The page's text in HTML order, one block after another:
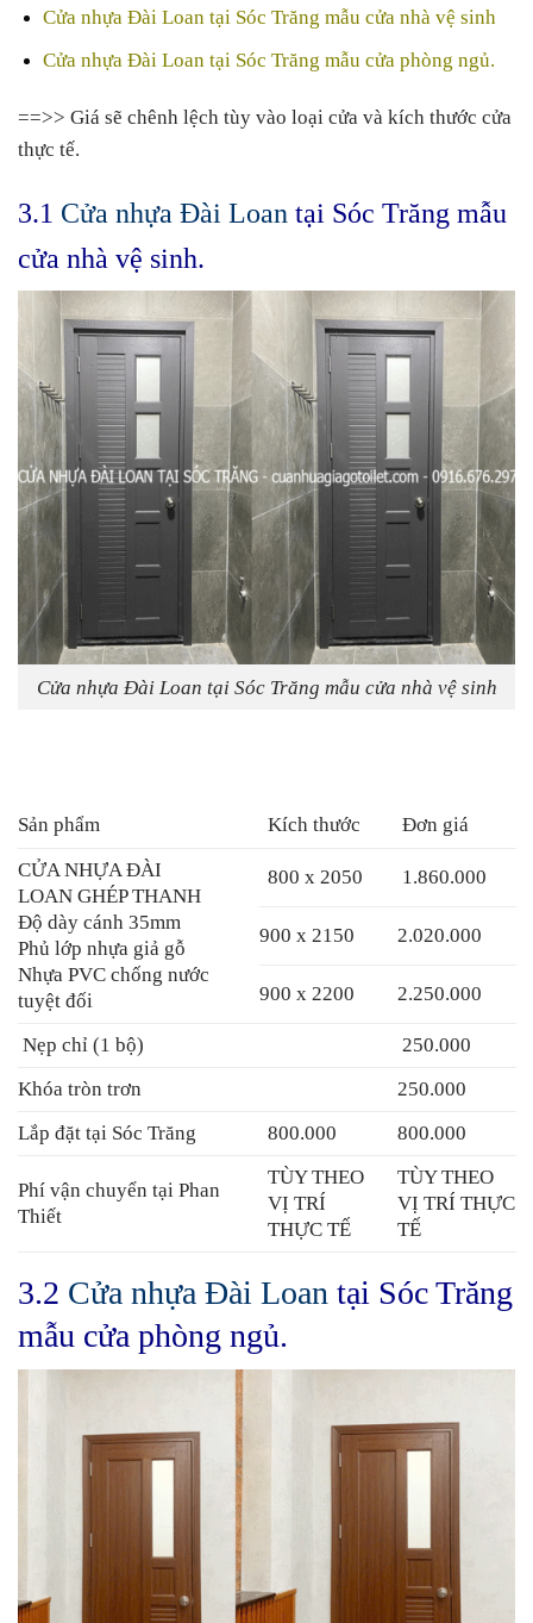
Cửa nhựa Đài Loan tại Sóc Trăng mẫu cửa nhà vệ sinh
Cửa nhựa Đài Loan tại Sóc Trăng mẫu cửa phòng ngủ.
==>> Giá sẽ chênh lệch tùy vào loại cửa và kích thước cửa
thực tế.
3.1 Cửa nhựa Đài Loan tại Sóc Trăng mẫu
cửa nhà vệ sinh.
Cửa nhựa Đài Loan tại Sóc Trăng mẫu cửa nhà vệ sinh
Sản phẩm Kích thước
Đơn giá
CỬA NHỰA ĐÀI
LOAN GHÉP THANH
Độ dày cánh 35mm
Phủ lớp nhựa giả gỗ
Nhựa PVC chống nước
tuyệt đối
800 x 2050 1.860.000
900 x 2150 2.020.000
900 x 2200 2.250.000
Nẹp chỉ (1 bộ)
250.000
Khóa tròn trơn
250.000
Lắp đặt tại Sóc Trăng
800.000 800.000
Phí vận chuyển tại Phan
Thiết
TÙY THEO
VỊ TRÍ
THỰC TẾ
TÙY THEO
VỊ TRÍ THỰC
TẾ
3.2 Cửa nhựa Đài Loan tại Sóc Trăng
mẫu cửa phòng ngủ.